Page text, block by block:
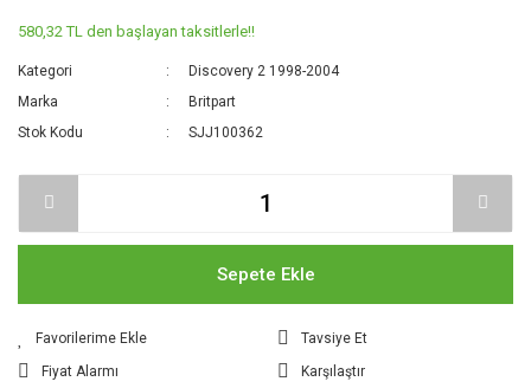
580,32 TL den başlayan taksitlerle!!
Kategori
Discovery 2 1998-2004
Marka
Britpart
Stok Kodu
SJJ100362
Sepete Ekle
Tavsiye Et
Fiyat Alarmı
Karşılaştır